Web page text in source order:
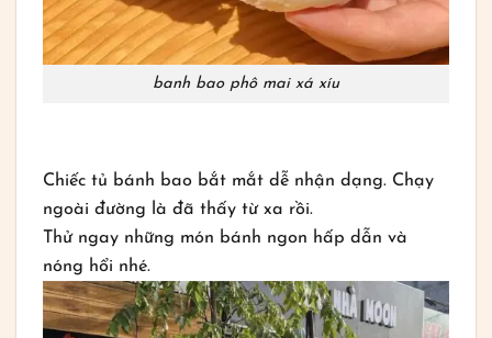
banh bao phô mai xá xíu
Chiếc tủ bánh bao bắt mắt dễ nhận dạng. Chạy
ngoài đường là đã thấy từ xa rồi.
Thử ngay những món bánh ngon hấp dẫn và
nóng hổi nhé.